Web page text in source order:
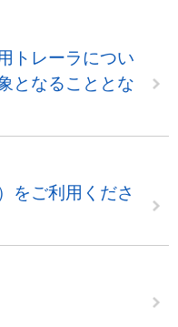
トレーラについ
となることとな
をご利用くださ